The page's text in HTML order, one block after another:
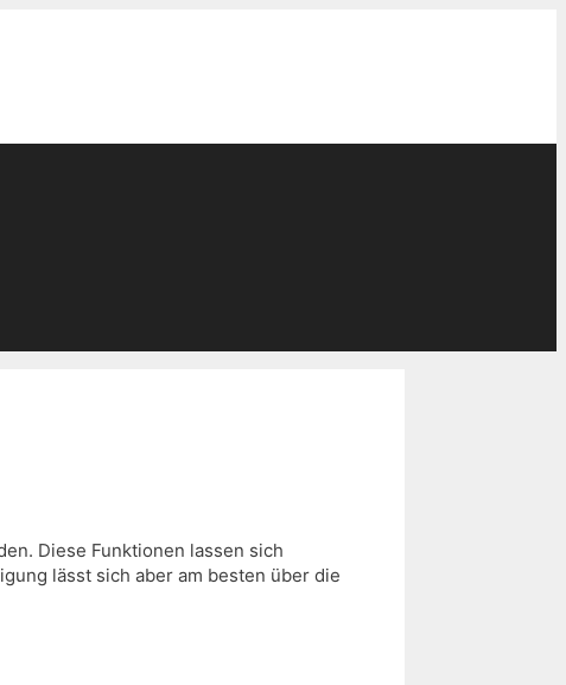
Diese Funktionen lassen sich
lässt sich aber am besten über die